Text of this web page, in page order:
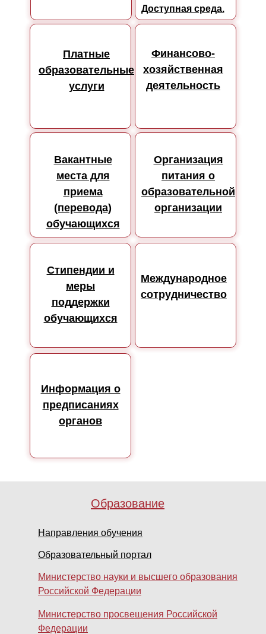
Платные
образовательные
услуги
Финансово-
хозяйственная
деятельность
Вакантные
места для
приема
(перевода)
обучающихся
Доступная среда.
Организация
питания о
образовательной
организации
Стипендии и
меры
поддержки
обучающихся
Информация о
предписаниях
органов
Международное
сотрудничество
Образование
Направления обучения
Образовательный портал
Министерство науки и высшего образования
Российской Федерации
Министерство просвещения Российской
Федерации